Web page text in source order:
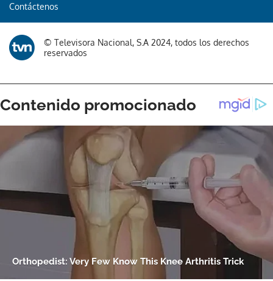
Contáctenos
© Televisora Nacional, S.A 2024, todos los derechos
reservados